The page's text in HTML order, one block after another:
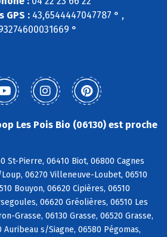
GPS : 43,6544447047787 ° ,
°
Les Pois Bio (06130) est proche
St-Pierre, 06410 Biot, 06800 Cagnes
06270 Villeneuve-Loubet, 06510
Bouyon, 06620 Cipières, 06510
06620 Gréolières, 06510 Les
Grasse, 06130 Grasse, 06520 Grasse,
Auribeau s/Siagne, 06580 Pégomas,